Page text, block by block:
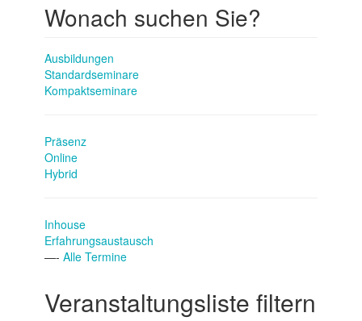
Wonach suchen Sie?
Ausbildungen
Standardseminare
Kompaktseminare
Präsenz
Online
Hybrid
Inhouse
Erfahrungsaustausch
—- Alle Termine
Veranstaltungsliste filtern